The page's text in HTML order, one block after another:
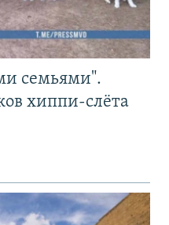
семьями".
хиппи-слёта